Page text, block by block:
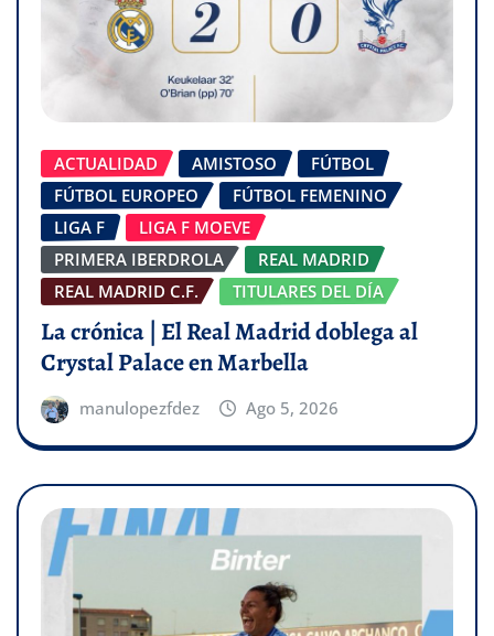
ACTUALIDAD AMISTOSO
FÚTBOL
FÚTBOL EUROPEO
FÚTBOL FEMENINO
LIGA F
LIGA F MOEVE
PRIMERA IBERDROLA
REAL MADRID
REAL MADRID C.F.
TITULARES DEL DÍA
La crónica | El Real Madrid doblega al
Crystal Palace en Marbella
manulopezfdez Ago 5, 2026